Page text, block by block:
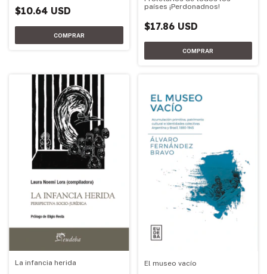
$10.64 USD
países ¡Perdonadnos!
$17.86 USD
La infancia herida El museo vacío